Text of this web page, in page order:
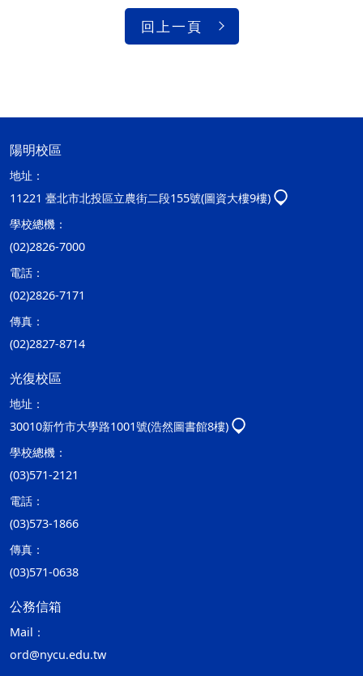
回上一頁
陽明校區
地址：
11221 臺北市北投區立農街二段155號(圖資大樓9樓)
學校總機：
(02)2826-7000
電話：
(02)2826-7171
傳真：
(02)2827-8714
光復校區
地址：
30010新竹市大學路1001號(浩然圖書館8樓)
學校總機：
(03)571-2121
電話：
(03)573-1866
傳真：
(03)571-0638
公務信箱
Mail：
ord@nycu.edu.tw